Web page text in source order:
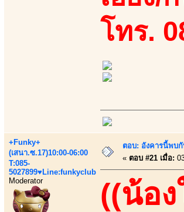
โทร.
+Funky+
(เสนา.ซ.17)10:00-06:00
T:085-
5027899♥Line:funkyclub
Moderator
ตอบ: อังคารนี้พบกั
« ตอบ #21 เมื่อ:
((น้อ